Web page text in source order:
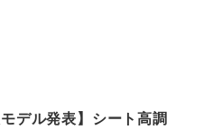
デル発表】シート高調